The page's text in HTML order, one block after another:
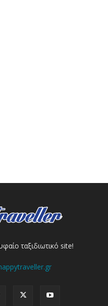
ταξιδιωτικό site!